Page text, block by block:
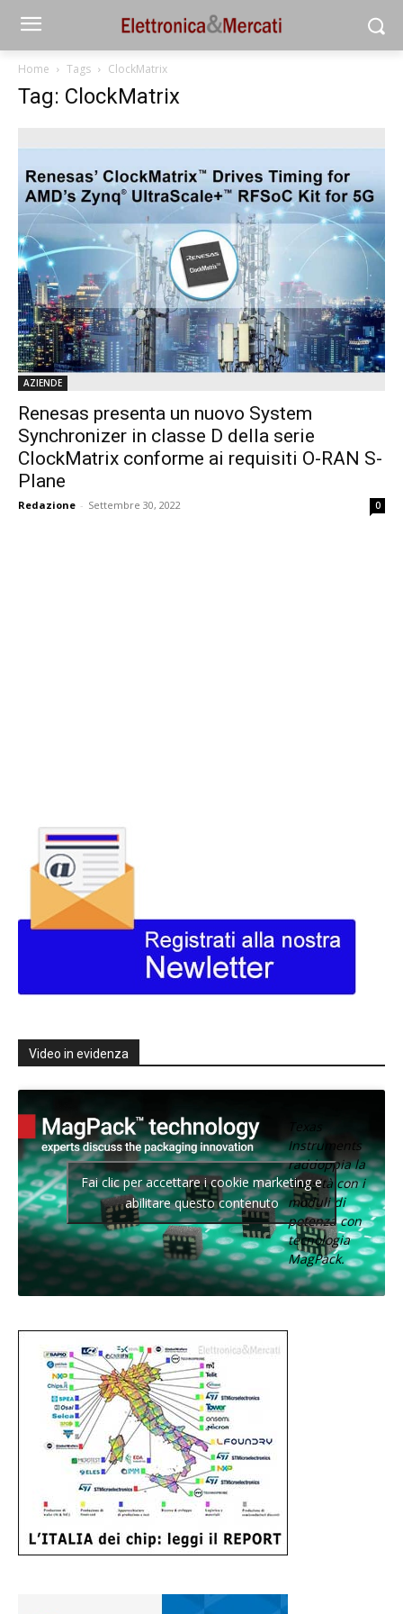
Home Tags ClockMatrix
Tag: ClockMatrix
AZIENDE
Renesas presenta un nuovo System
Synchronizer in classe D della serie
ClockMatrix conforme ai requisiti O-RAN S-
Plane
Redazione - Settembre 30, 2022 0
Video in evidenza
Texas
Instruments
raddoppia la
densità con i
moduli di
potenza con
tecnologia
MagPack.
Fai clic per accettare i cookie marketing e
abilitare questo contenuto